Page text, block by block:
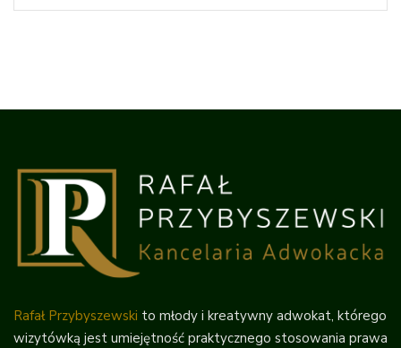
Rafał Przybyszewski to młody i kreatywny adwokat, którego
wizytówką jest umiejętność praktycznego stosowania prawa